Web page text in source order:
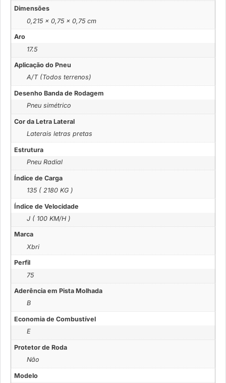
Dimensões
0,215 × 0,75 × 0,75 cm
Aro
17.5
Aplicação do Pneu
A/T (Todos terrenos)
Desenho Banda de Rodagem
Pneu simétrico
Cor da Letra Lateral
Laterais letras pretas
Estrutura
Pneu Radial
Índice de Carga
135 ( 2180 KG )
Índice de Velocidade
J ( 100 KM/H )
Marca
Xbri
Perfil
75
Aderência em Pista Molhada
B
Economia de Combustível
E
Protetor de Roda
Não
Modelo